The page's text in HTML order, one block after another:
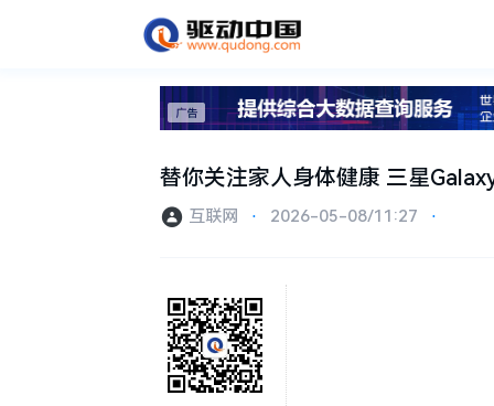
替你关注家人身体健康 三星
互联网 ⋅ 2026-05-08/11:27 ⋅